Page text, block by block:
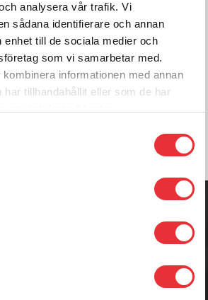
analysera vår trafik. Vi
sådana identifierare och annan
enhet till de sociala medier och
som vi samarbetar med.
informationen med annan
har tillhandahållit eller som de har
om
oss: